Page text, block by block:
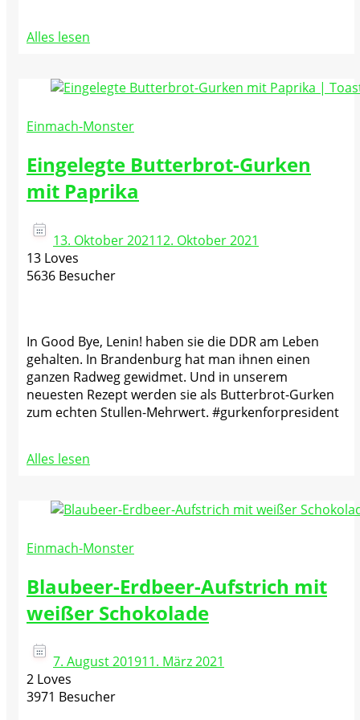
Alles lesen
Einmach-Monster
Eingelegte Butterbrot-Gurken
mit Paprika
13. Oktober 202112. Oktober 2021
13 Loves
5636 Besucher
In Good Bye, Lenin! haben sie die DDR am Leben
gehalten. In Brandenburg hat man ihnen einen
ganzen Radweg gewidmet. Und in unserem
neuesten Rezept werden sie als Butterbrot-Gurken
zum echten Stullen-Mehrwert. #gurkenforpresident
Alles lesen
Einmach-Monster
Blaubeer-Erdbeer-Aufstrich mit
weißer Schokolade
7. August 201911. März 2021
2 Loves
3971 Besucher